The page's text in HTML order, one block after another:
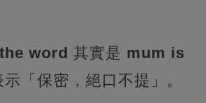
word 其實是 mum is
示「保密，絕口不提」。